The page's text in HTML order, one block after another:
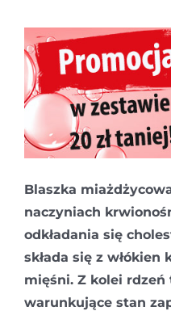
Blaszka
naczyniach
odkładania się
składa się z włókien
mięśni. Z kolei
warunkujące stan